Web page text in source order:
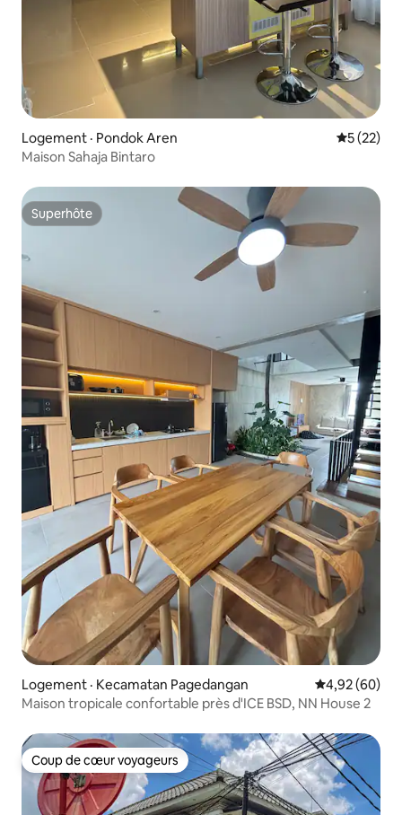
Logement · Pondok Aren Note
5 (22)
Maison Sahaja Bintaro
Superhôte
Superhôte
Logement · Kecamatan Pagedangan Note
4,92 (60)
Maison tropicale confortable près d'ICE BSD, NN House 2
Coup de cœur voyageurs
Coup de cœur voyageurs